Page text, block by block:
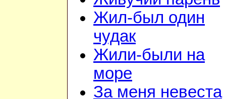
Жил-был один
чудак
Жили-были на
море
За меня невеста